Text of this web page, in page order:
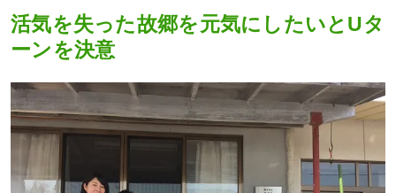
活気を失った故郷を元気にしたいとUタ
ーンを決意